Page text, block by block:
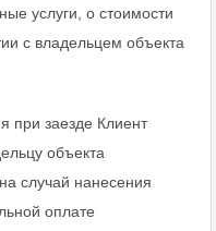
услуги, о стоимости
с владельцем объекта
при заезде Клиент
объекта
случай нанесения
оплате